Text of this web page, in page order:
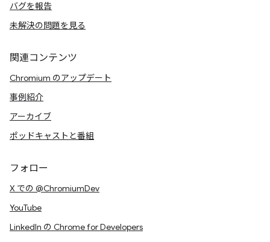
バグを報告
未解決の問題を見る
関連コンテンツ
Chromium のアップデート
事例紹介
アーカイブ
ポッドキャストと番組
フォロー
X での @ChromiumDev
YouTube
LinkedIn の Chrome for Developers